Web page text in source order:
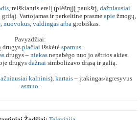
, reiškiantis erelį (plėšrųjį paukštį, dažniausiai
Vartojamas ir perkeltine prasme apie žmogų,
, nuovokus, valdingas arba grobiškas.
Pavyzdžiai:
drugysplačiaiišskėtė sparnus.
drugys – niekas nepabėgo nuo jo aštrios akies.
drugys dažnaisimbolizavo drąsą ir galią.
kalninis), kartais– įtakingas/agresyvus
asmuo.